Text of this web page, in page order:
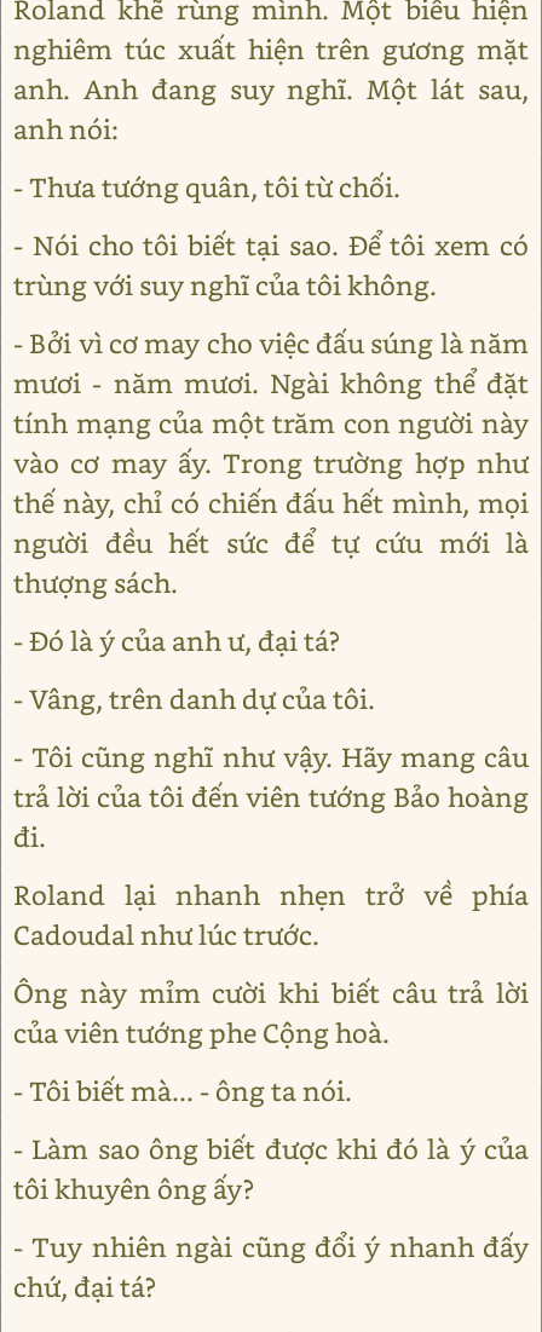
Roland khẽ rùng mình. Một biểu hiện
nghiêm túc xuất hiện trên gương mặt
anh. Anh đang suy nghĩ. Một lát sau,
anh nói:
- Thưa tướng quân, tôi từ chối.
- Nói cho tôi biết tại sao. Để tôi xem có
trùng với suy nghĩ của tôi không.
- Bởi vì cơ may cho việc đấu súng là năm
mươi - năm mươi. Ngài không thể đặt
tính mạng của một trăm con người này
vào cơ may ấy. Trong trường hợp như
thế này, chỉ có chiến đấu hết mình, mọi
người đều hết sức để tự cứu mới là
thượng sách.
- Đó là ý của anh ư, đại tá?
- Vâng, trên danh dự của tôi.
- Tôi cũng nghĩ như vậy. Hãy mang câu
trả lời của tôi đến viên tướng Bảo hoàng
đi.
Roland lại nhanh nhẹn trở về phía
Cadoudal như lúc trước.
Ông này mỉm cười khi biết câu trả lời
của viên tướng phe Cộng hoà.
- Tôi biết mà... - ông ta nói.
- Làm sao ông biết được khi đó là ý của
tôi khuyên ông ấy?
- Tuy nhiên ngài cũng đổi ý nhanh đấy
chứ, đại tá?